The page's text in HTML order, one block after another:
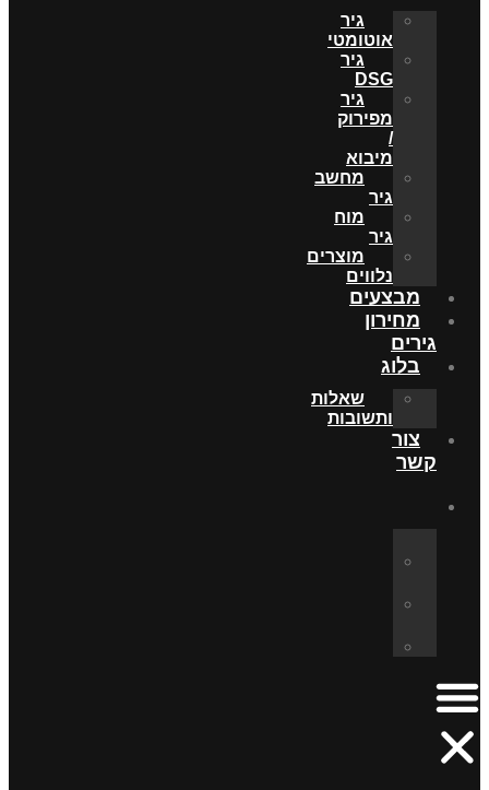
גיר
אוטומטי
גיר
DSG
גיר
מפירוק
/
מיבוא
מחשב
גיר
מוח
גיר
מוצרים
נלווים
מבצעים
מחירון
גירים
בלוג
שאלות
ותשובות
צור
קשר